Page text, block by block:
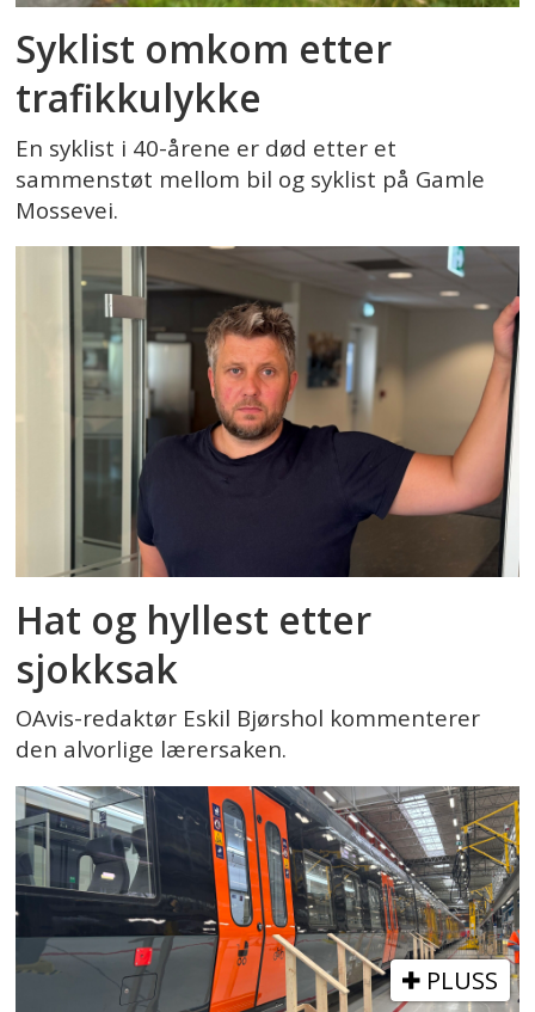
Syklist omkom etter
trafikkulykke
En syklist i 40-årene er død etter et
sammenstøt mellom bil og syklist på Gamle
Mossevei.
Hat og hyllest etter
sjokksak
OAvis-redaktør Eskil Bjørshol kommenterer
den alvorlige lærersaken.
PLUSS